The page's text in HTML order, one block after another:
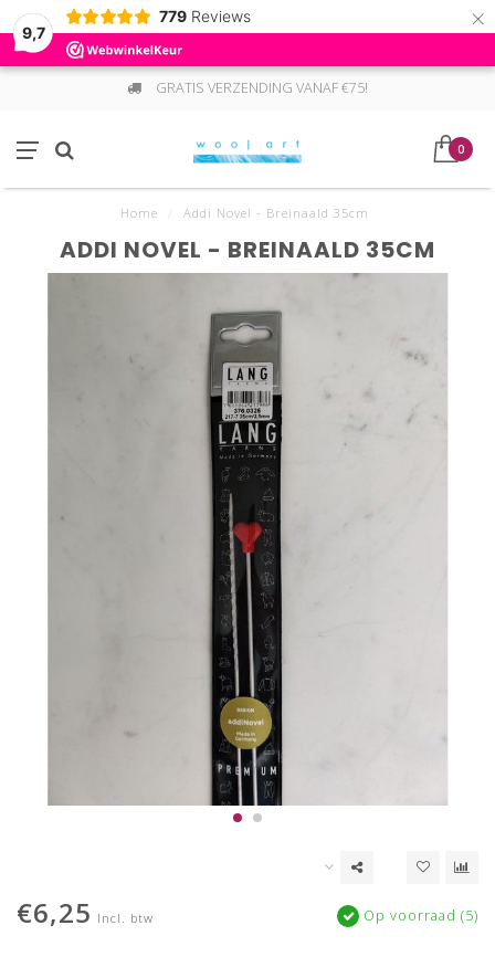
9,7
779 Reviews ×
GRATIS VERZENDING VANAF €75!
0
Home Addi Novel - Breinaald 35cm
ADDI NOVEL - BREINAALD 35CM
€6,25 Incl. btw Op voorraad (5)